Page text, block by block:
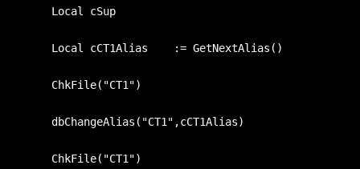
    Local cSup
    Local cCT1Alias    := GetNextAlias()
    ChkFile(
"CT1")
    dbChangeAlias(
"CT1" ,cCT1Alias)
    ChkFile(
"CT1")